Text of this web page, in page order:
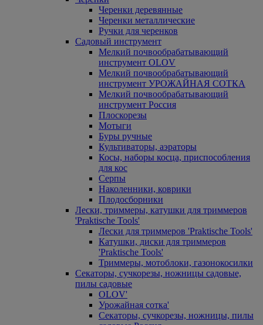
Черенки деревянные
Черенки металлические
Ручки для черенков
Садовый инструмент
Мелкий почвообрабатывающий
инструмент OLOV
Мелкий почвообрабатывающий
инструмент УРОЖАЙНАЯ СОТКА
Мелкий почвообрабатывающий
инструмент Россия
Плоскорезы
Мотыги
Буры ручные
Культиваторы, аэраторы
Косы, наборы косца, приспособления
для кос
Серпы
Наколенники, коврики
Плодосборники
Лески, триммеры, катушки для триммеров
'Praktische Tools'
Лески для триммеров 'Praktische Tools'
Катушки, диски для триммеров
'Praktische Tools'
Триммеры, мотоблоки, газонокосилки
Секаторы, сучкорезы, ножницы садовые,
пилы садовые
OLOV'
Урожайная сотка'
Секаторы, сучкорезы, ножницы, пилы